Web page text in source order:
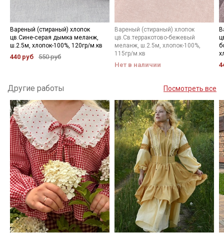
Вареный (стираный) хлопок
цв.Сине-серая дымка меланж,
ш.2.5м, хлопок-100%, 120гр/м.кв
440 руб 550 руб
Вареный (стираный) хлопок
цв.Св.терракотово-бежевый
меланж, ш.2.5м, хлопок-100%,
115гр/м.кв
Нет в наличии
Другие работы Посмотреть все
Даю
Согласие на получение рекламных и
информационных рассылок